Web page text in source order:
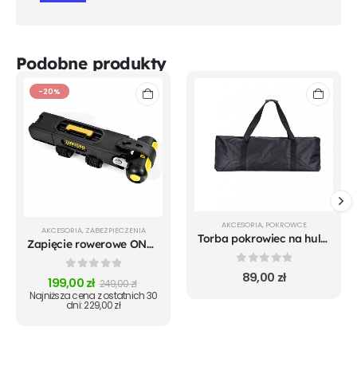
Podobne produkty
-20%
AKCESORIA, ZABEZPIECZENIA
Zapięcie rowerowe ONGUARD Link Plate Lock REVOLVER X4P 8128 SKŁADANE - 79cm - 5 x Klucze z kodem
0out of 5
199,00zł 249,00zł
Najniższa cena z ostatnich 30
dni:229,00zł
AKCESORIA, POKROWCE
Torba pokrowiec na hulajnogę elektryczną rozmiar XL
0out of 5
89,00 zł